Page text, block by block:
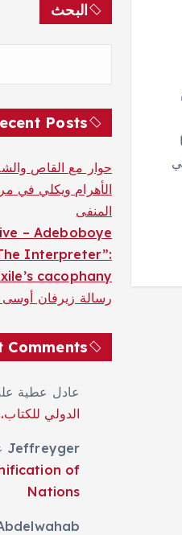
البحث
Posts
حوار مع القاص
الأهرام ويكلي في
المنفى
– Adeboboye
Interpreter”:
cacophany
رسالة زيرفان
Comments
عادل عطية
الدولي
Jeffreyger
of
Nations